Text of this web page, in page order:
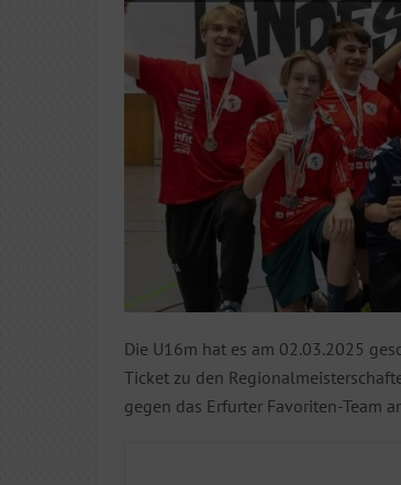
Die U16m hat es am 02.03.2025
Ticket zu den
gegen das Erfurter Favoriten-Team